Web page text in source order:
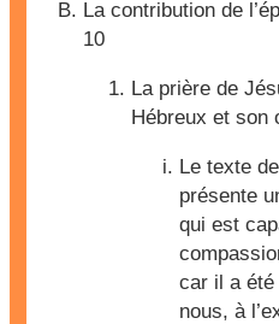
La contribution de
10
La prière de
Hébreux et son
Le texte
présente
qui est
car il a été
nous, à